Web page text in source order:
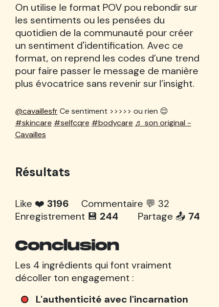
On utilise le format POV pou rebondir sur
les sentiments ou les pensées du
quotidien de la communauté pour créer
un sentiment d'identification. Avec ce
format, on reprend les codes d’une trend
pour faire passer le message de manière
plus évocatrice sans revenir sur l’insight.
@cavaillesfrCe sentiment >>>>> ou rien 😌
#skincare #selfcqre #bodycare ♬ son original -
Cavailles
Résultats
Like ❤️ 3196 Commentaire 💬 32
Enregistrement 💾 244 Partage 📤 74
Conclusion
Les 4 ingrédients qui font vraiment
décoller ton engagement :
L'authenticité avec l'incarnation